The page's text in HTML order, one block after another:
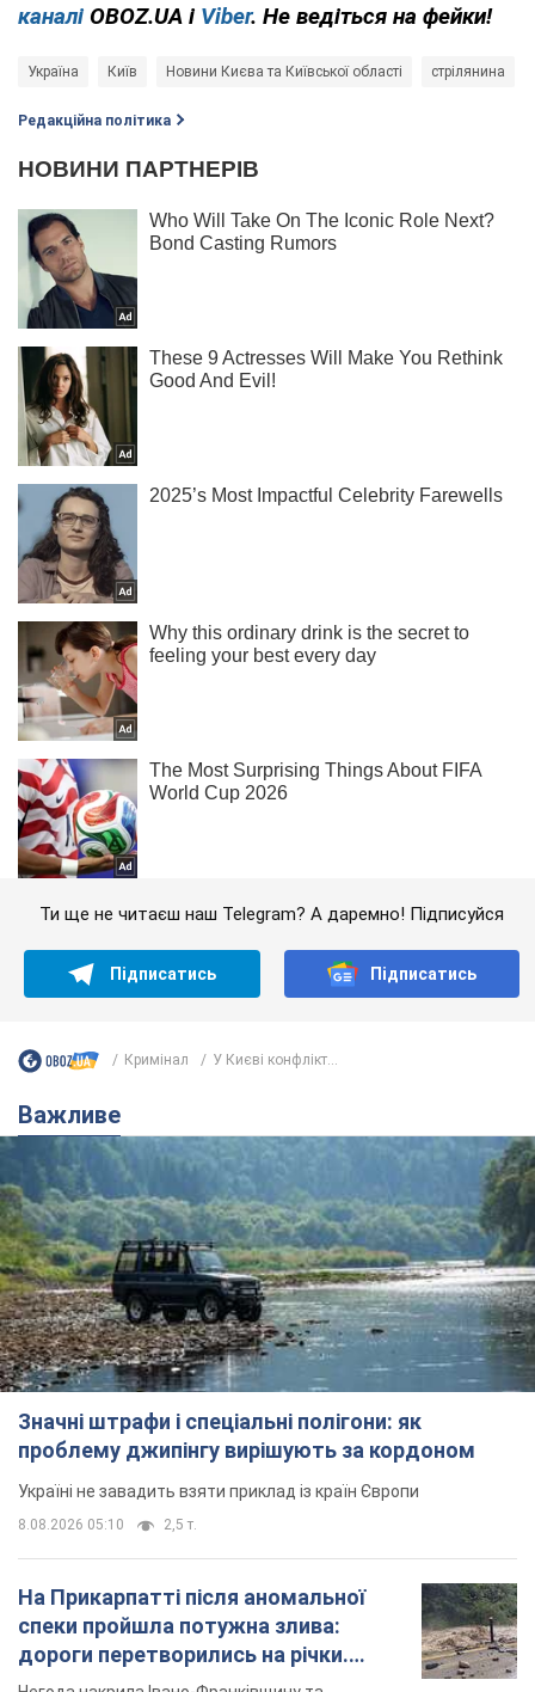
каналі OBOZ.UA і Viber. Не ведіться на фейки!
Україна Київ Новини Києва та Київської області стрілянина
Редакційна політика
Ти ще не читаєш наш Telegram? А даремно! Підписуйся
Підписатись Підписатись
Кримінал У Києві конфлікт...
Важливе
Значні штрафи і спеціальні полігони: як
проблему джипінгу вирішують за кордоном
Україні не завадить взяти приклад із країн Європи
8.08.2026 05:10 2,5 т.
На Прикарпатті після аномальної
спеки пройшла потужна злива:
дороги перетворились на річки.
Відео